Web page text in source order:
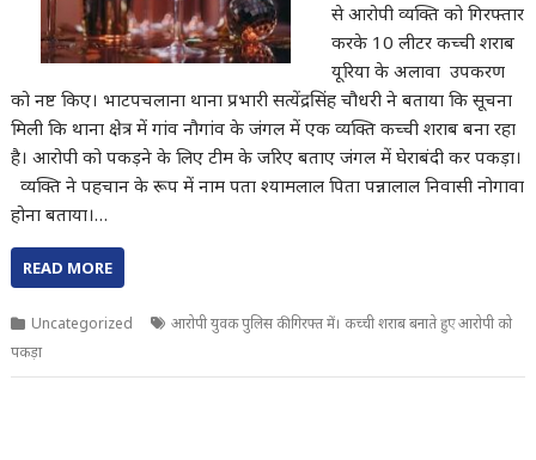
से आरोपी व्यक्ति को गिरफ्तार
करके 10 लीटर कच्ची शराब
यूरिया के अलावा उपकरण
को नष्ट किए। भाटपचलाना थाना प्रभारी सत्येंद्रसिंह चौधरी ने बताया कि सूचना
मिली कि थाना क्षेत्र में गांव नौगांव के जंगल में एक व्यक्ति कच्ची शराब बना रहा
है। आरोपी को पकड़ने के लिए टीम के जरिए बताए जंगल में घेराबंदी कर पकड़ा।
व्यक्ति ने पहचान के रूप में नाम पता श्यामलाल पिता पन्नालाल निवासी नोगावा
होना बताया।…
READ MORE
Uncategorized
आरोपी युवक पुलिस की गिरफ्त में। कच्ची शराब बनाते हुए आरोपी को
पकड़ा